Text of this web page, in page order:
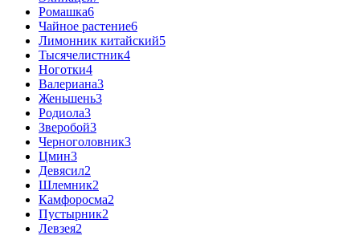
Ромашка6
Чайное растение6
Лимонник китайский5
Тысячелистник4
Ноготки4
Валериана3
Женьшень3
Родиола3
Зверобой3
Черноголовник3
Цмин3
Девясил2
Шлемник2
Камфоросма2
Пустырник2
Левзея2